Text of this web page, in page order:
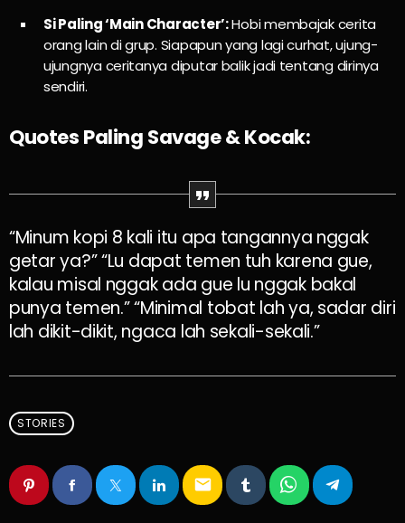
Si Paling ‘Main Character’:Hobi membajak cerita
orang lain di grup. Siapapun yang lagi curhat, ujung-
ujungnya ceritanya diputar balik jadi tentang dirinya
sendiri.
Quotes Paling Savage & Kocak:
“Minum kopi 8 kali itu apa tangannya nggak
getar ya?” “Lu dapat temen tuh karena gue,
kalau misal nggak ada gue lu nggak bakal
punya temen.” “Minimal tobat lah ya, sadar diri
lah dikit-dikit, ngaca lah sekali-sekali.”
STORIES
email